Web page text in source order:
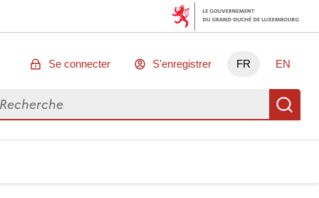
Se connecter S'enregistrer FR EN
des données